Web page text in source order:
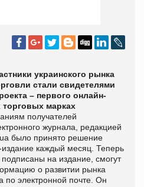
украинского рынка
стали свидетелями
– первого онлайн-
марках
получателей
журнала, редакцией
было принято решение
каждый месяц. Теперь
на издание, смогут
о развитии рынка
по электронной почте. Он